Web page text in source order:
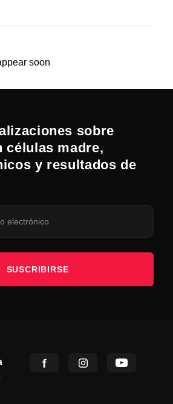
soon
sobre
células madre,
y resultados de
SUSCRIBIRSE